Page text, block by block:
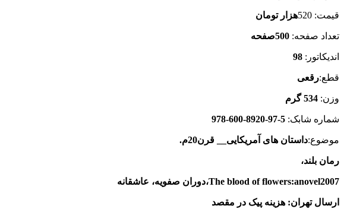
قیمت: 520 هزار تومان
تعداد صفحه: 500صفحه
اندیکاتور:
قطع:رقعی
وزن: 534 گرم
شماره شابک: 5-97-8920-600-978
موضوع:داستان های آمریکایی__ قرن20م.
رمان بلند،
The blood of flowers:anovel2007،دوران صفویه، عاشقانه
ارسال تهران: هزینه پیک در مقصد